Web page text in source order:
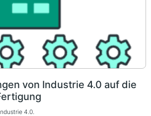
von Industrie 4.0 auf die
4.0.